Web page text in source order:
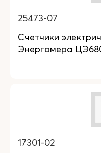
25473-07
Счетчики
Энергомера
17301-02